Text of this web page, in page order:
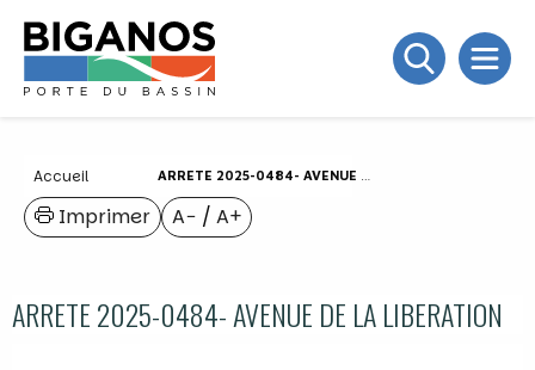
Accueil ARRETE 2025-0484- AVENUE DE LA LIBERATION
A− / A+
Imprimer
ARRETE 2025-0484- AVENUE DE LA LIBERATION